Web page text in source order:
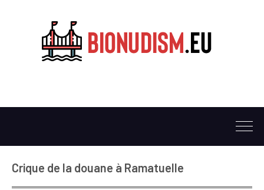
Crique de la douane à Ramatuelle